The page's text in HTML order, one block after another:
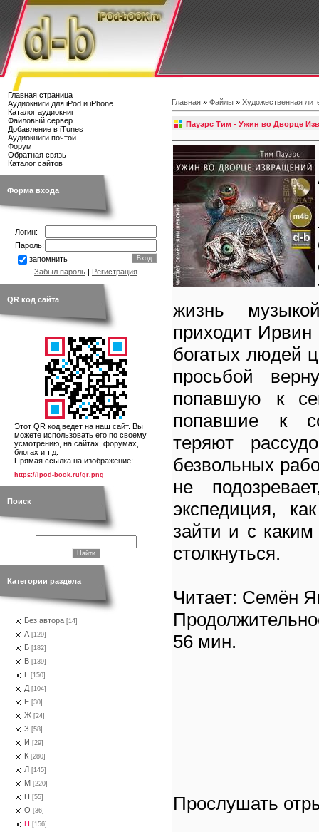
Главная страница
Аудиокниги для iPod и iPhone
Каталог аудиокниг
Файловый сервер
Добавление в iTunes
Аудиокниги почтой
Форум
Обратная связь
Каталог сайтов
Форма входа
Логин:
Пароль:
запомнить
Забыл пароль | Регистрация
QR код сайта
Этот QR код ведет на наш сайт. Вы
можете использовать его по своему
усмотрению, на сайтах, форумах,
блогах и т.д.
Прямая ссылка на изображение:
https://ipod-book.ru/qr.png
Поиск
Категории раздела
Без автора [14]
А [129]
Б [182]
В [139]
Г [150]
Д [104]
Е [30]
Ж [24]
З [58]
И [29]
К [280]
Л [145]
М [220]
Н [55]
О [36]
П [156]
Главная » Файлы » Художественная
Пауэрс Тим - Ужин во Дворце
жизнь
приходит
богатых людей
просьбой
попавшую к
попавшие к
теряют
безвольных
не
экспедиция,
зайти и с каким
столкнуться.
Читает: Семён
56 мин.
Прослушать